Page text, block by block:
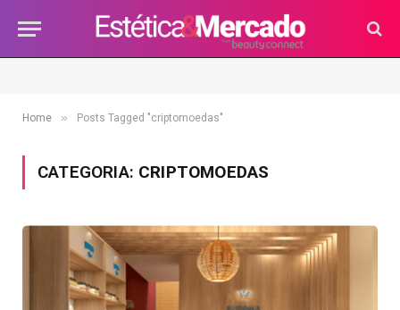
Home » Posts Tagged "criptomoedas"
CATEGORIA: CRIPTOMOEDAS